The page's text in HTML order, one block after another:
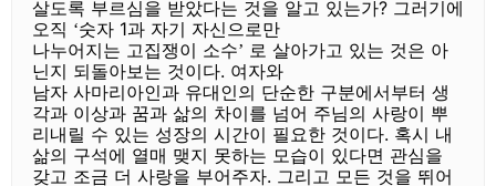
살도록 부르심을 받았다는 것을 알고 있는가? 그러기에
오직 ‘숫자 1과 자기 자신으로만
나누어지는 고집쟁이 소수’ 로 살아가고 있는 것은 아
닌지 되돌아보는 것이다. 여자와
남자 사마리아인과 유대인의 단순한 구분에서부터 생
각과 이상과 꿈과 삶의 차이를 넘어 주님의 사랑이 뿌
리내릴 수 있는 성장의 시간이 필요한 것이다. 혹시 내
삶의 구석에 열매 맺지 못하는 모습이 있다면 관심을
갖고 조금 더 사랑을 부어주자. 그리고 모든 것을 뛰어